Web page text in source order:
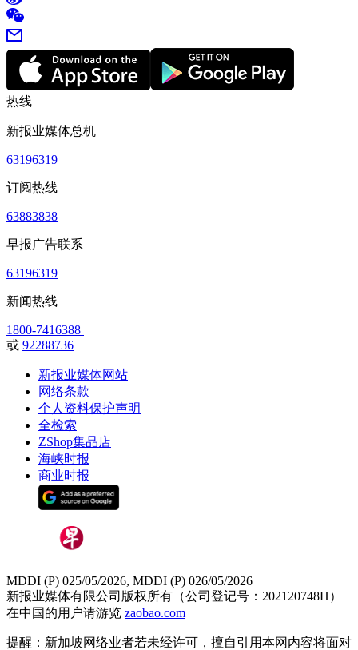
热线
新报业媒体总机
63196319
订阅热线
63883838
早报广告联系
63196319
新闻热线
1800-7416388
或 92288736
新报业媒体网站
网络条款
个人资料保护声明
全检索
ZShop集品店
海峡时报
商业时报
MDDI (P) 025/05/2026, MDDI (P) 026/05/2026
新报业媒体有限公司版权所有（公司登记号：202120748H）
在中国的用户请游览 zaobao.com
提醒：新加坡网络业者若未经许可，擅自引用本网内容将面对